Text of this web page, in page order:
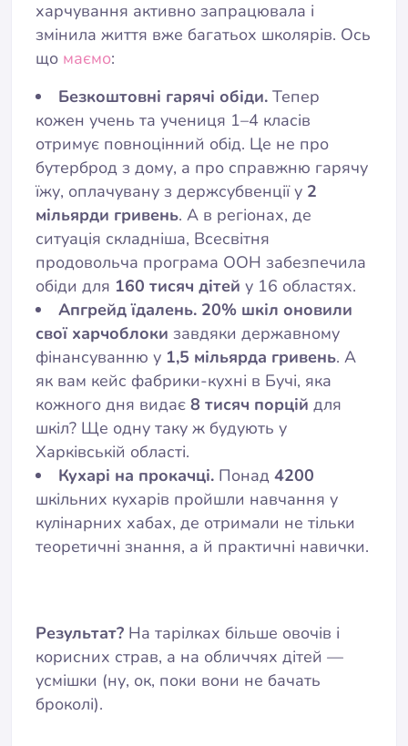
харчування активно запрацювала і
змінила життя вже багатьох школярів. Ось
що маємо:
Безкоштовні гарячі обіди. Тепер
кожен учень та учениця 1–4 класів
отримує повноцінний обід. Це не про
бутерброд з дому, а про справжню гарячу
їжу, оплачувану з держсубвенції у 2
мільярди гривень​. А в регіонах, де
ситуація складніша, Всесвітня
продовольча програма ООН забезпечила
обіди для 160 тисяч дітей у 16 областях​​.
Апгрейд їдалень. 20% шкіл оновили
свої харчоблоки завдяки державному
фінансуванню у 1,5 мільярда гривень​. А
як вам кейс фабрики-кухні в Бучі, яка
кожного дня видає 8 тисяч порцій для
шкіл? Ще одну таку ж будують у
Харківській області.
Кухарі на прокачці. Понад 4200
шкільних кухарів пройшли навчання у
кулінарних хабах, де отримали не тільки
теоретичні знання, а й практичні навички.
Результат? На тарілках більше овочів і
корисних страв, а на обличчях дітей —
усмішки (ну, ок, поки вони не бачать
броколі).